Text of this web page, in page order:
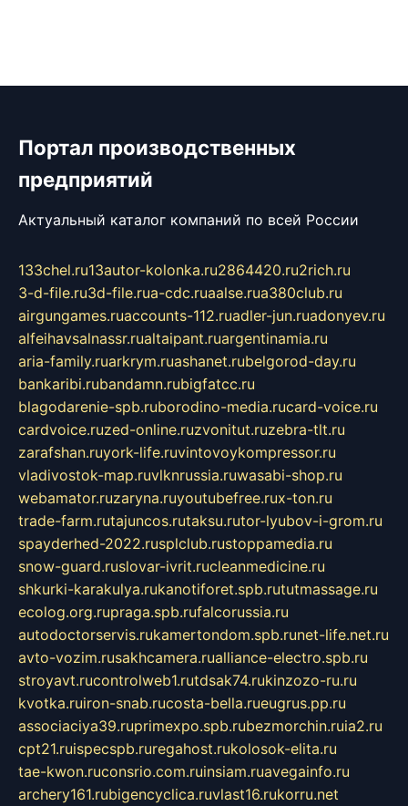
Портал производственных
предприятий
Актуальный каталог компаний по всей России
133chel.ru13autor-kolonka.ru2864420.ru2rich.ru
3-d-file.ru3d-file.rua-cdc.ruaalse.rua380club.ru
airgungames.ruaccounts-112.ruadler-jun.ruadonyev.ru
alfeihavsalnassr.rualtaipant.ruargentinamia.ru
aria-family.ruarkrym.ruashanet.rubelgorod-day.ru
bankaribi.rubandamn.rubigfatcc.ru
blagodarenie-spb.ruborodino-media.rucard-voice.ru
cardvoice.ruzed-online.ruzvonitut.ruzebra-tlt.ru
zarafshan.ruyork-life.ruvintovoykompressor.ru
vladivostok-map.ruvlknrussia.ruwasabi-shop.ru
webamator.ruzaryna.ruyoutubefree.rux-ton.ru
trade-farm.rutajuncos.rutaksu.rutor-lyubov-i-grom.ru
spayderhed-2022.rusplclub.rustoppamedia.ru
snow-guard.ruslovar-ivrit.rucleanmedicine.ru
shkurki-karakulya.rukanotiforet.spb.rututmassage.ru
ecolog.org.rupraga.spb.rufalcorussia.ru
autodoctorservis.rukamertondom.spb.runet-life.net.ru
avto-vozim.rusakhcamera.rualliance-electro.spb.ru
stroyavt.rucontrolweb1.rutdsak74.rukinzozo-ru.ru
kvotka.ruiron-snab.rucosta-bella.rueugrus.pp.ru
associaciya39.ruprimexpo.spb.rubezmorchin.ruia2.ru
cpt21.ruispecspb.ruregahost.rukolosok-elita.ru
tae-kwon.ruconsrio.com.ruinsiam.ruavegainfo.ru
archery161.rubigencyclica.ruvlast16.rukorru.net